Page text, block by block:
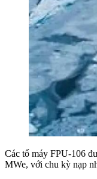
Các tổ máy FPU-106
MWe, với chu kỳ nạp